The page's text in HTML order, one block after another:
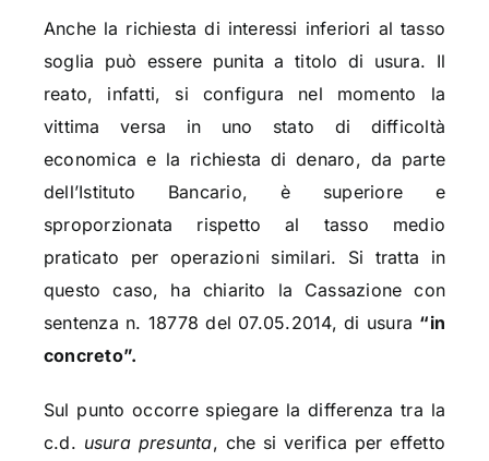
Anche la richiesta di interessi inferiori al tasso
soglia può essere punita a titolo di usura. Il
reato, infatti, si configura nel momento la
vittima versa in uno stato di difficoltà
economica e la richiesta di denaro, da parte
dell’Istituto Bancario, è superiore e
sproporzionata rispetto al tasso medio
praticato per operazioni similari. Si tratta in
questo caso, ha chiarito la Cassazione con
sentenza n. 18778 del 07.05.2014, di usura “in
concreto”.
Sul punto occorre spiegare la differenza tra la
c.d. usura presunta, che si verifica per effetto